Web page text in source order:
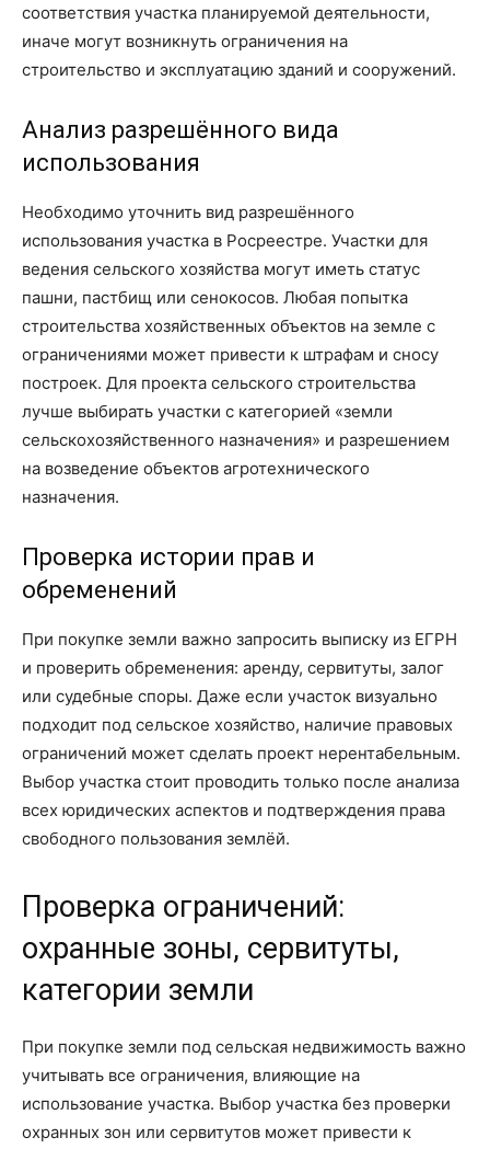
соответствия участка планируемой деятельности,
иначе могут возникнуть ограничения на
строительство и эксплуатацию зданий и сооружений.
Анализ разрешённого вида
использования
Необходимо уточнить вид разрешённого
использования участка в Росреестре. Участки для
ведения сельского хозяйства могут иметь статус
пашни, пастбищ или сенокосов. Любая попытка
строительства хозяйственных объектов на земле с
ограничениями может привести к штрафам и сносу
построек. Для проекта сельского строительства
лучше выбирать участки с категорией «земли
сельскохозяйственного назначения» и разрешением
на возведение объектов агротехнического
назначения.
Проверка истории прав и
обременений
При покупке земли важно запросить выписку из ЕГРН
и проверить обременения: аренду, сервитуты, залог
или судебные споры. Даже если участок визуально
подходит под сельское хозяйство, наличие правовых
ограничений может сделать проект нерентабельным.
Выбор участка стоит проводить только после анализа
всех юридических аспектов и подтверждения права
свободного пользования землёй.
Проверка ограничений:
охранные зоны, сервитуты,
категории земли
При покупке земли под сельская недвижимость важно
учитывать все ограничения, влияющие на
использование участка. Выбор участка без проверки
охранных зон или сервитутов может привести к